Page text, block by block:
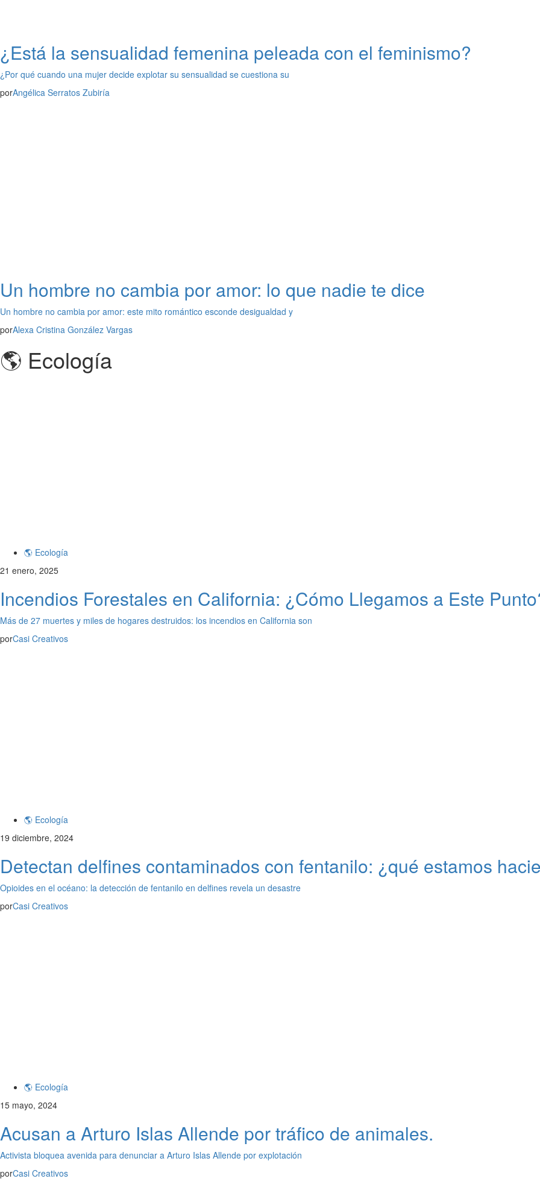
¿Está la sensualidad femenina peleada con el feminismo?
¿Por qué cuando una mujer decide explotar su sensualidad se cuestiona su
porAngélica Serratos Zubiría
Un hombre no cambia por amor: lo que nadie te dice
Un hombre no cambia por amor: este mito romántico esconde desigualdad y
porAlexa Cristina González Vargas
🌎 Ecología
🌎 Ecología
21 enero, 2025
Incendios Forestales en California: ¿Cómo Llegamos a Este
Más de 27 muertes y miles de hogares destruidos: los incendios en California son
porCasi Creativos
🌎 Ecología
19 diciembre, 2024
Detectan delfines contaminados con fentanilo: ¿qué estamos
Opioides en el océano: la detección de fentanilo en delfines revela un desastre
porCasi Creativos
🌎 Ecología
15 mayo, 2024
Acusan a Arturo Islas Allende por tráfico de animales.
Activista bloquea avenida para denunciar a Arturo Islas Allende por explotación
porCasi Creativos